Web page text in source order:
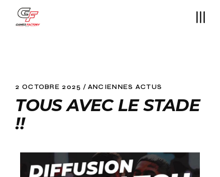
2 OCTOBRE 2025 ANCIENNES ACTUS
TOUS AVEC LE STADE
!!